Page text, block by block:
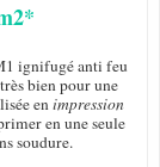
ignifugé anti feu
bien pour une
enimpression
en une seule
soudure.